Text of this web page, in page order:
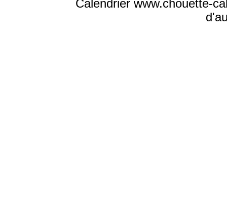
Calendrier www.chouette-